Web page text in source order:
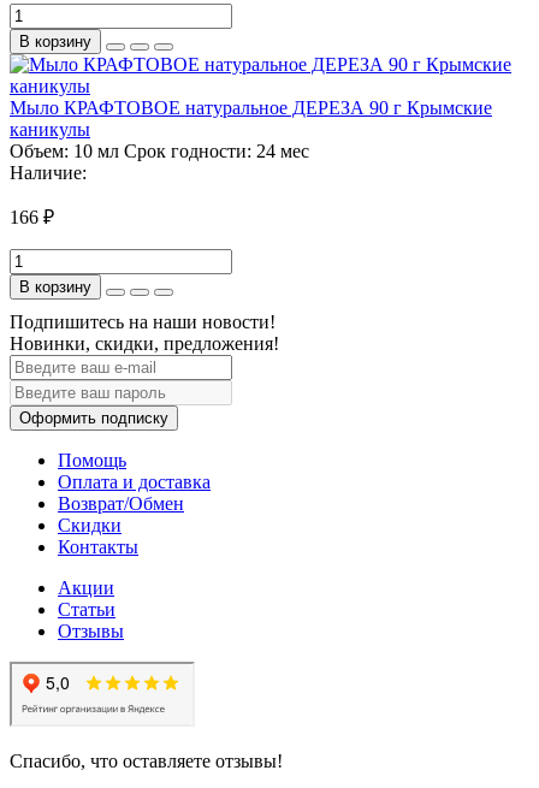
В корзину
Мыло КРАФТОВОЕ натуральное ДЕРЕЗА 90 г Крымские
каникулы
Объем: 10 мл Срок годности: 24 мес
Наличие:
166 ₽
В корзину
Подпишитесь на наши новости!
Новинки, скидки, предложения!
Оформить подписку
Помощь
Оплата и доставка
Возврат/Обмен
Скидки
Контакты
Акции
Статьи
Отзывы
Спасибо, что оставляете отзывы!